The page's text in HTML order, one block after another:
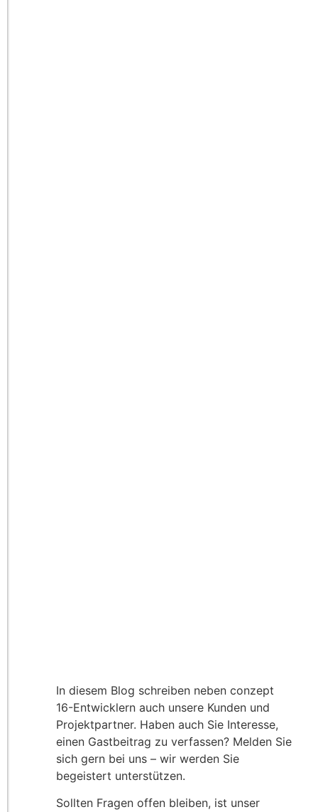
In diesem Blog schreiben neben conzept
16-Entwicklern auch unsere Kunden und
Projektpartner. Haben auch Sie Interesse,
einen Gastbeitrag zu verfassen? Melden Sie
sich gern bei uns – wir werden Sie
begeistert unterstützen.
Sollten Fragen offen bleiben, ist unser